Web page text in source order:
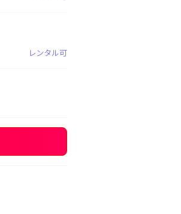
レンタル可